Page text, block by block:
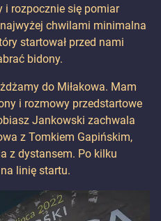
i rozpocznie się pomiar
chwilami minimalna
startował przed nami
bidony.
do Miłakowa. Mam
i rozmowy przedstartowe
Jankowski zachwala
z Tomkiem Gapińskim,
z dystansem. Po kilku
linię startu.